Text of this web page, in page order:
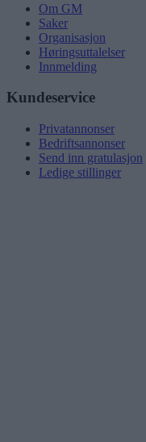
Om GM
Saker
Organisasjon
Høringsuttalelser
Innmelding
Kundeservice
Privatannonser
Bedriftsannonser
Send inn gratulasjon
Ledige stillinger